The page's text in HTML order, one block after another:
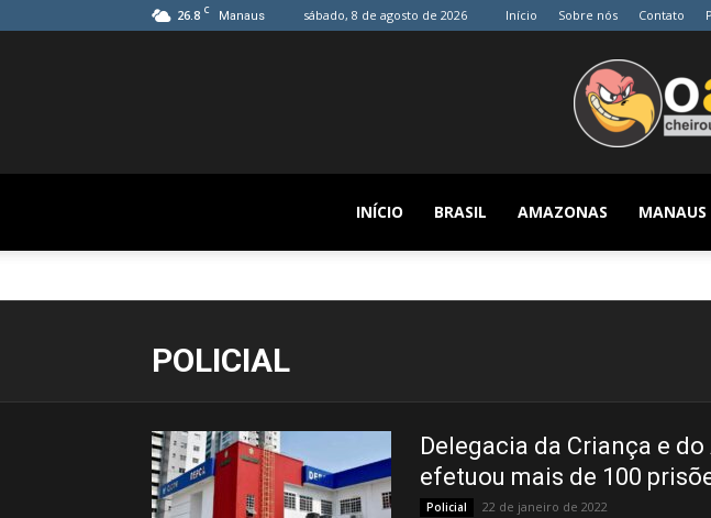
26.8 C Manaus sábado, 8 de agosto de 2026 Início Sobre nós Contato
INÍCIO BRASIL AMAZONAS MANAUS
POLICIAL
Delegacia da Criança e
efetuou mais de 100
Policial 22 de janeiro de 2022